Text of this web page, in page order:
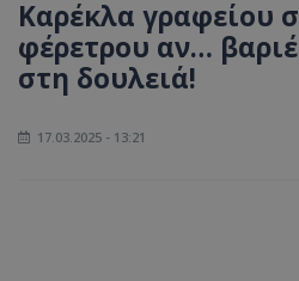
Καρέκλα γραφείου
φέρετρου αν…
στη δουλειά!
17.03.2025 - 13:21